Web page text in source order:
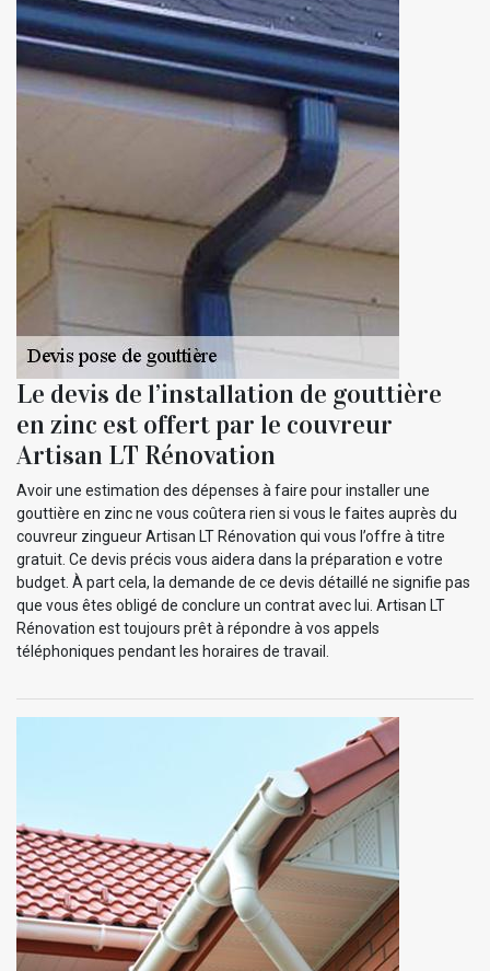
Le devis de l’installation de gouttière
en zinc est offert par le couvreur
Artisan LT Rénovation
Avoir une estimation des dépenses à faire pour installer une
gouttière en zinc ne vous coûtera rien si vous le faites auprès du
couvreur zingueur Artisan LT Rénovation qui vous l’offre à titre
gratuit. Ce devis précis vous aidera dans la préparation e votre
budget. À part cela, la demande de ce devis détaillé ne signifie pas
que vous êtes obligé de conclure un contrat avec lui. Artisan LT
Rénovation est toujours prêt à répondre à vos appels
téléphoniques pendant les horaires de travail.